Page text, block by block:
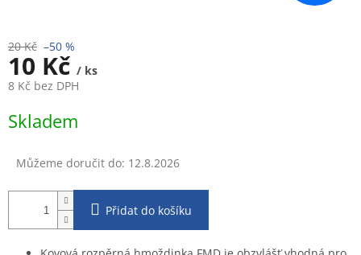
20 Kč –50 %
10 Kč / ks
8 Kč bez DPH
cena:
Skladem
Můžeme doručit do: 12.8.2026
Přidat do košíku